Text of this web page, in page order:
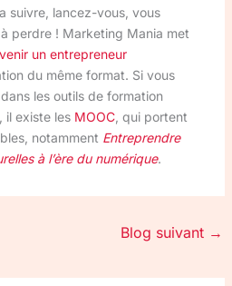
suivre, lancez-vous, vous
perdre ! Marketing Mania met
un entrepreneur
du même format. Si vous
les outils de formation
il existe les MOOC, qui portent
notamment Entreprendre
à l’ère du numérique.
Blog suivant →